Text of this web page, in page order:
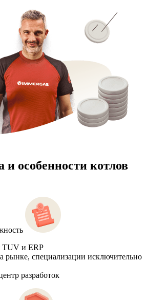
особенности котлов
TUV и ERP
рынке, специализации исключительно
разработок